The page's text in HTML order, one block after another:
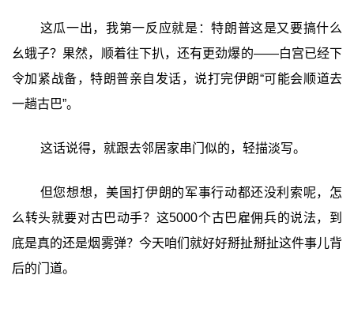
这瓜一出，我第一反应就是：特朗普这是又要搞什么
幺蛾子？果然，顺着往下扒，还有更劲爆的——白宫已经下
令加紧战备，特朗普亲自发话，说打完伊朗“可能会顺道去
一趟古巴”。
这话说得，就跟去邻居家串门似的，轻描淡写。
但您想想，美国打伊朗的军事行动都还没利索呢，怎
么转头就要对古巴动手？这5000个古巴雇佣兵的说法，到
底是真的还是烟雾弹？今天咱们就好好掰扯掰扯这件事儿背
后的门道。